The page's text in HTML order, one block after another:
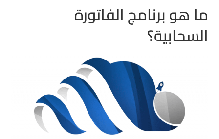
ما هو برنامج الفاتورة
السحابية؟